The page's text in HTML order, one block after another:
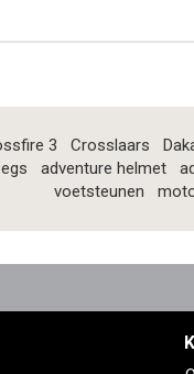
3 Crosslaars
adventure helmet
voetsteunen